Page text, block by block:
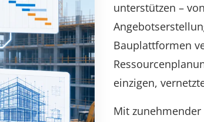
unterstützen –
Bauplattformen
einzigen,
Mit